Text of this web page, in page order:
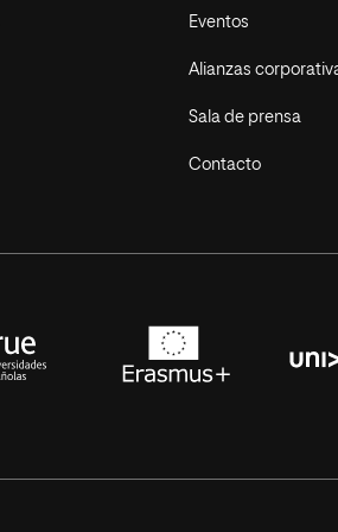
Eventos
Alianzas
Sala de prensa
Contacto